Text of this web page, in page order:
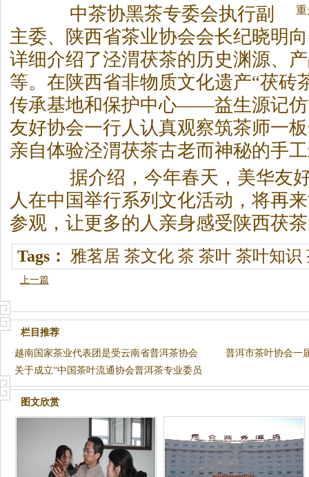
大
中茶协黑茶专委会执行副
主委、陕西省茶业协会会长纪晓明
详细介绍了泾渭茯茶的历史渊源、
等。在陕西省非物质文化遗产“茯砖
传承基地和保护中心——益生源记
友好协会一行人认真观察筑茶师一
亲自体验泾渭茯茶古老而神秘的手
据介绍，今年春天，美华友好
人在中国举行系列文化活动，将再
参观，让更多的人亲身感受陕西茯
Tags： 雅茗居 茶文化 茶 茶叶 茶叶知识
上一篇
栏目推荐
越南国家茶业代表团是受云南省普洱茶协会
普洱市茶叶协会一
关于成立“中国茶叶流通协会普洱茶专业委员
会”的
图文欣赏